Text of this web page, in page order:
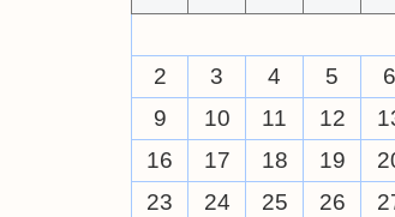
2
3 4 5 6
9
10 11 12
16
17 18 19
23
24 25 26